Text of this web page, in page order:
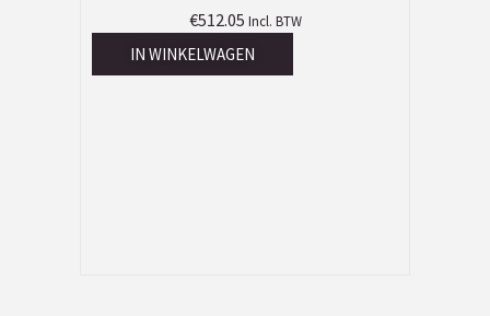
€512.05 Incl. BTW
IN WINKELWAGEN